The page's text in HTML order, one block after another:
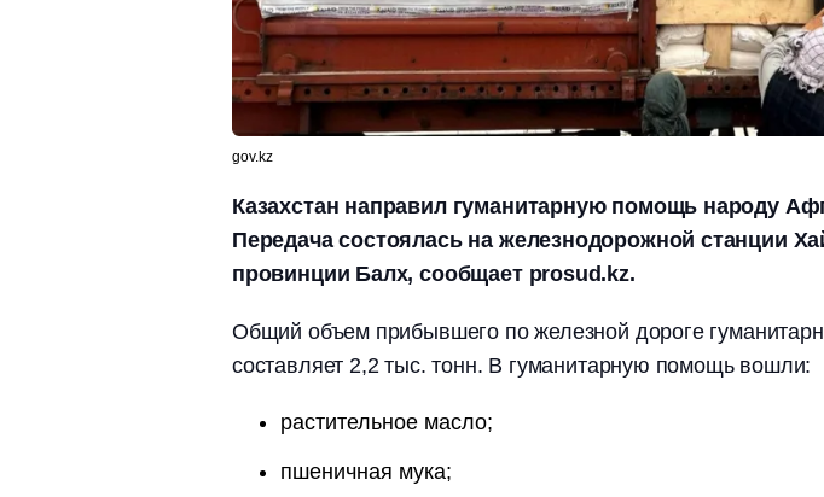
gov.kz
Казахстан направил гуманитарную помощь народу
Передача состоялась на железнодорожной станции
провинции Балх, сообщает prosud.kz.
Общий объем прибывшего по железной дороге
составляет 2,2 тыс. тонн. В гуманитарную помощь вошли:
растительное масло;
пшеничная мука;